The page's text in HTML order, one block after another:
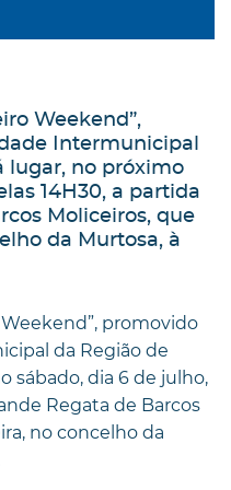
Weekend”,
Intermunicipal
lugar, no próximo
14H30, a partida
Moliceiros, que
da Murtosa, à
promovido
da Região de
sábado, dia 6 de julho,
Regata de Barcos
no concelho da